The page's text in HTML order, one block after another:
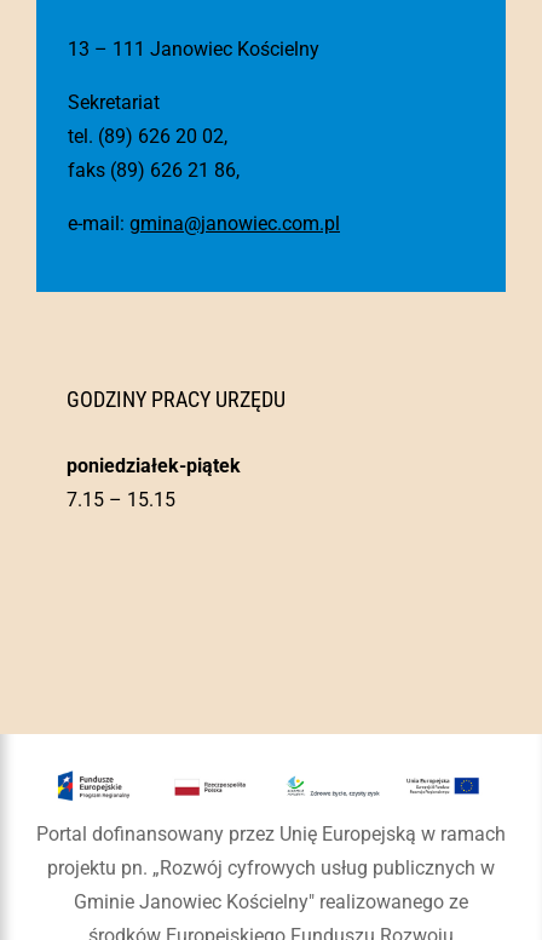
13 – 111 Janowiec Kościelny
Sekretariat
tel. (89) 626 20 02,
faks (89) 626 21 86,
e-mail: gmina@janowiec.com.pl
GODZINY PRACY URZĘDU
poniedziałek-piątek
7.15 – 15.15
Portal dofinansowany przez Unię Europejską w ramach
projektu pn. „Rozwój cyfrowych usług publicznych w
Gminie Janowiec Kościelny" realizowanego ze